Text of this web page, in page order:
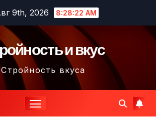
9th, 2026 8:28:23 AM
и вкус
Стройность вкуса